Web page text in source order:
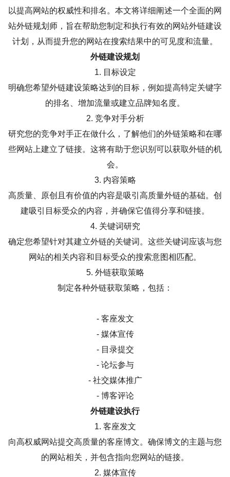
以提高网站的权威性和排名。本文将详细阐述一个全面的网
站外链规划师，旨在帮助您制定和执行有效的网站外链建设
计划，从而提升您的网站在搜索结果中的可见度和流量。
外链建设规划
1. 目标设定
明确您希望外链建设策略达到的目标，例如提高特定关键字
的排名、增加流量或建立品牌知名度。
2. 竞争对手分析
研究您的竞争对手正在做什么，了解他们的外链策略和在哪
些网站上建立了链接。这将有助于您识别可以获取外链的机
会。
3. 内容策略
高质量、原创且有价值的内容是吸引高质量外链的基础。创
建吸引目标受众的内容，并确保它值得分享和链接。
4. 关键词研究
确定您希望针对其建立外链的关键词。这些关键词应该与您
网站的相关内容和目标受众的搜索意图相匹配。
5. 外链获取策略
制定各种外链获取策略，包括：
- 客座发文
- 媒体宣传
- 目录提交
- 论坛参与
- 社交媒体推广
- 博客评论
外链建设执行
1. 客座发文
向高权威网站提交高质量的客座博文。确保博文的主题与您
的网站相关，并包含指向您网站的链接。
2. 媒体宣传